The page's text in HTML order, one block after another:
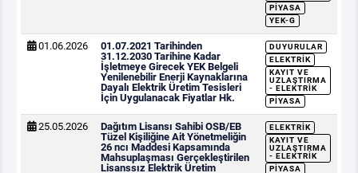
PIYASA
YEK-G
01.06.2026
01.07.2021 Tarihinden
31.12.2030 Tarihine Kadar
İşletmeye Girecek YEK Belgeli
Yenilenebilir Enerji Kaynaklarına
Dayalı Elektrik Üretim Tesisleri
İçin Uygulanacak Fiyatlar Hk.
DUYURULAR
ELEKTRIK
KAYIT VE
UZLAŞTIRMA
- ELEKTRIK
PIYASA
25.05.2026
Dağıtım Lisansı Sahibi OSB/EB
Tüzel Kişiliğine Ait Yönetmeliğin
26 ncı Maddesi Kapsamında
Mahsuplaşması Gerçekleştirilen
Lisanssız Elektrik Üretim
ELEKTRIK
KAYIT VE
UZLAŞTIRMA
- ELEKTRIK
PIYASA